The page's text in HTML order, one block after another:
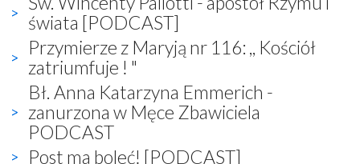
świata [PODCAST]
Przymierze z Maryją nr 116: ,, Kościół
zatriumfuje ! "
Bł. Anna Katarzyna Emmerich -
zanurzona w Męce Zbawiciela
PODCAST
Post ma boleć! [PODCAST]